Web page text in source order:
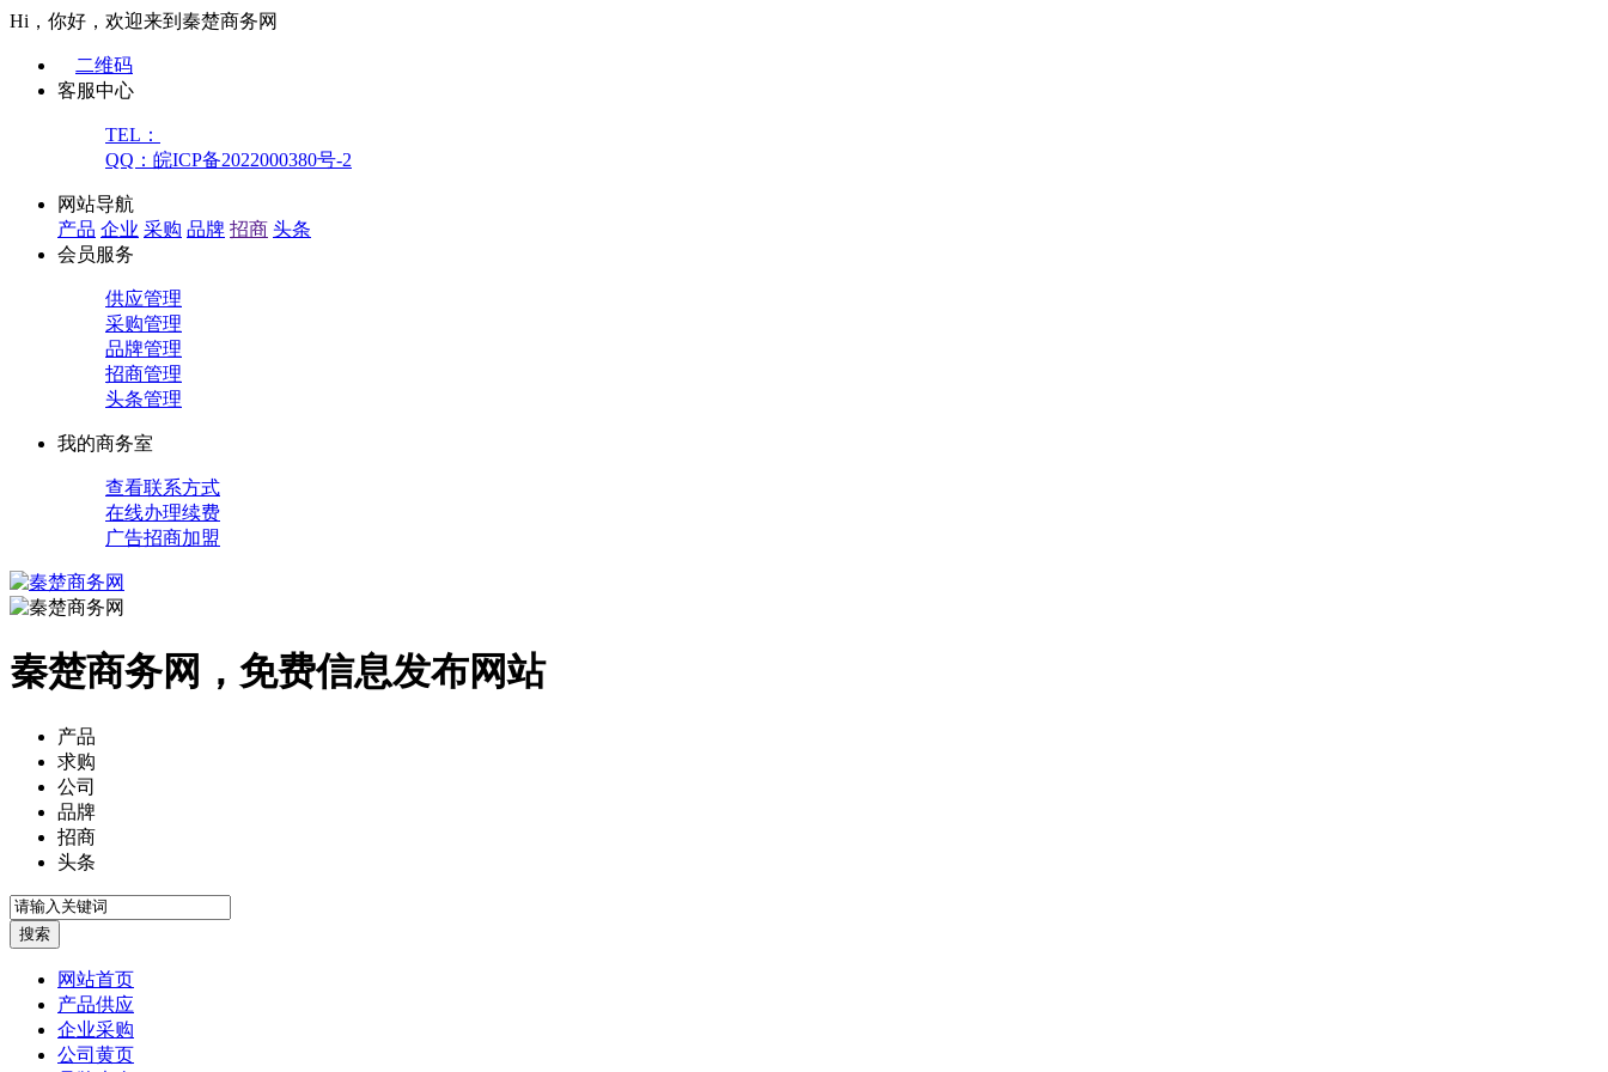
Hi，你好，欢迎来到秦楚商务网
二维码
客服中心
TEL：
QQ：皖ICP备2022000380号-2
网站导航
产品 企业 采购 品牌 招商 头条
会员服务
供应管理
采购管理
品牌管理
招商管理
头条管理
我的商务室
查看联系方式
在线办理续费
广告招商加盟
秦楚商务网，免费信息发布网站
产品
求购
公司
品牌
招商
头条
网站首页
产品供应
企业采购
公司黄页